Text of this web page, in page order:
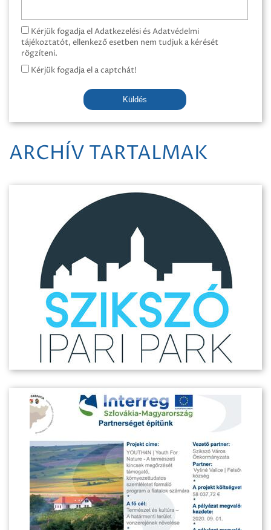
Kérjük fogadja el Adatkezelési és Adatvédelmi
tájékoztatót, ellenkező esetben nem tudjuk a kérését
rögzíteni.
Kérjük fogadja el a captchát!
Küldés
ARCHÍV TARTALMAK